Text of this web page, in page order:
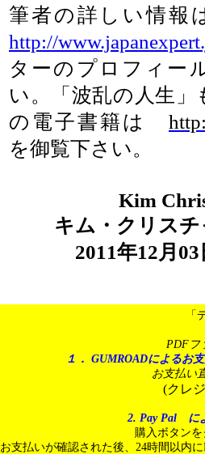
筆者の詳しい情報
http://
ターのプロフィー
い。「波乱の人生
の電子書籍は
を御覧下さい。
Kim
キム・クリス
2011年12月03
「
PDFフ
１． GUMROADによるお
お支払い
(クレ
2. Pay Pal に
購入ボタン
お支払いが確認された後、24時間以内